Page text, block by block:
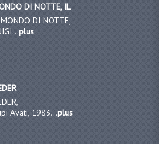
DI NOTTE, IL
DI NOTTE,
plus
Avati, 1983...plus